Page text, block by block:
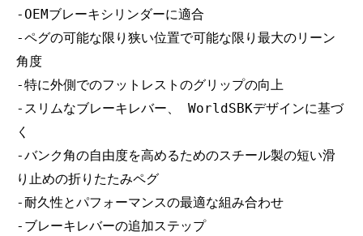
-OEMブレーキシリンダーに適合
-ペグの可能な限り狭い位置で可能な限り最大のリーン
角度
-特に外側でのフットレストのグリップの向上
-スリムなブレーキレバー、 WorldSBKデザインに基づ
く
-バンク角の自由度を高めるためのスチール製の短い滑
り止めの折りたたみペグ
-耐久性とパフォーマンスの最適な組み合わせ
-ブレーキレバーの追加ステップ